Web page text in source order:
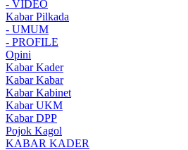
- VIDEO
Kabar Pilkada
- UMUM
- PROFILE
Opini
Kabar Kader
Kabar Kabar
Kabar Kabinet
Kabar UKM
Kabar DPP
Pojok Kagol
KABAR KADER